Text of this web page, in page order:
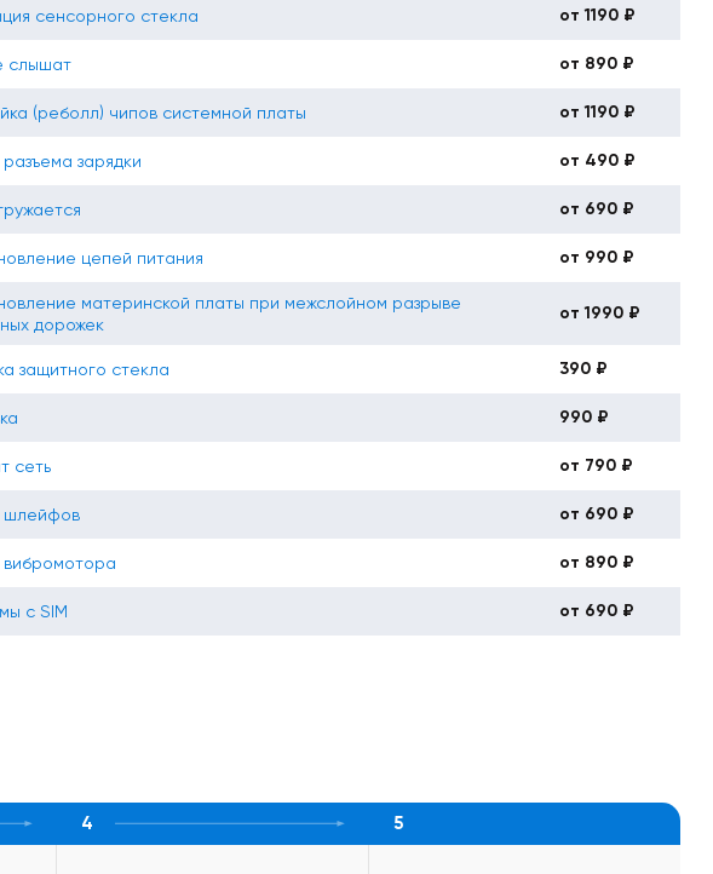
сенсорного стекла от 1190 ₽
слышат от 890 ₽
(реболл) чипов системной платы от 1190 ₽
зарядки от 490 ₽
от 690 ₽
цепей питания от 990 ₽
материнской платы при межслойном разрыве
дорожек
от 1990 ₽
защитного стекла 390 ₽
990 ₽
сеть от 790 ₽
шлейфов от 690 ₽
от 890 ₽
с SIM от 690 ₽
4 5